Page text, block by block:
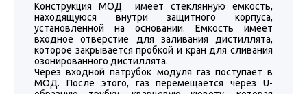
Конструкция МОД имеет стеклянную емкость,
находящуюся внутри защитного корпуса,
установленной на основании. Емкость имеет
входное отверстие для заливания дистиллята,
которое закрывается пробкой и кран для сливания
озонированного дистиллята.
Через входной патрубок модуля газ поступает в
МОД. После этого, газ перемещается через U-